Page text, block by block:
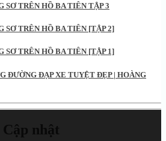
SƠ TRÊN HỒ BA TIÊN TẬP 3
SƠ TRÊN HỒ BA TIÊN [TẬP 2]
SƠ TRÊN HỒ BA TIÊN [TẬP 1]
ĐƯỜNG ĐẠP XE TUYỆT ĐẸP | HOÀNG
Cập nhật